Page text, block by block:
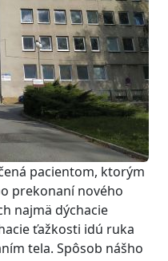
pacientom, ktorým
prekonaní nového
najmä dýchacie
ťažkosti idú ruka
tela. Spôsob nášho